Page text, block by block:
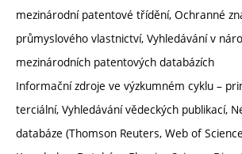
mezinárodní patentové třídění, Ochranné
průmyslového vlastnictví, Vyhledávání v
mezinárodních patentových databázích
Informační zdroje ve výzkumném cyklu –
terciální, Vyhledávání vědeckých publikací,
databáze (Thomson Reuters, Web of